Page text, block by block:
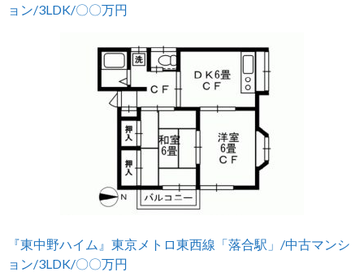
ョン/3LDK/〇〇万円
『東中野ハイム』東京メトロ東西線「落合駅」/中古マンシ
ョン/3LDK/〇〇万円